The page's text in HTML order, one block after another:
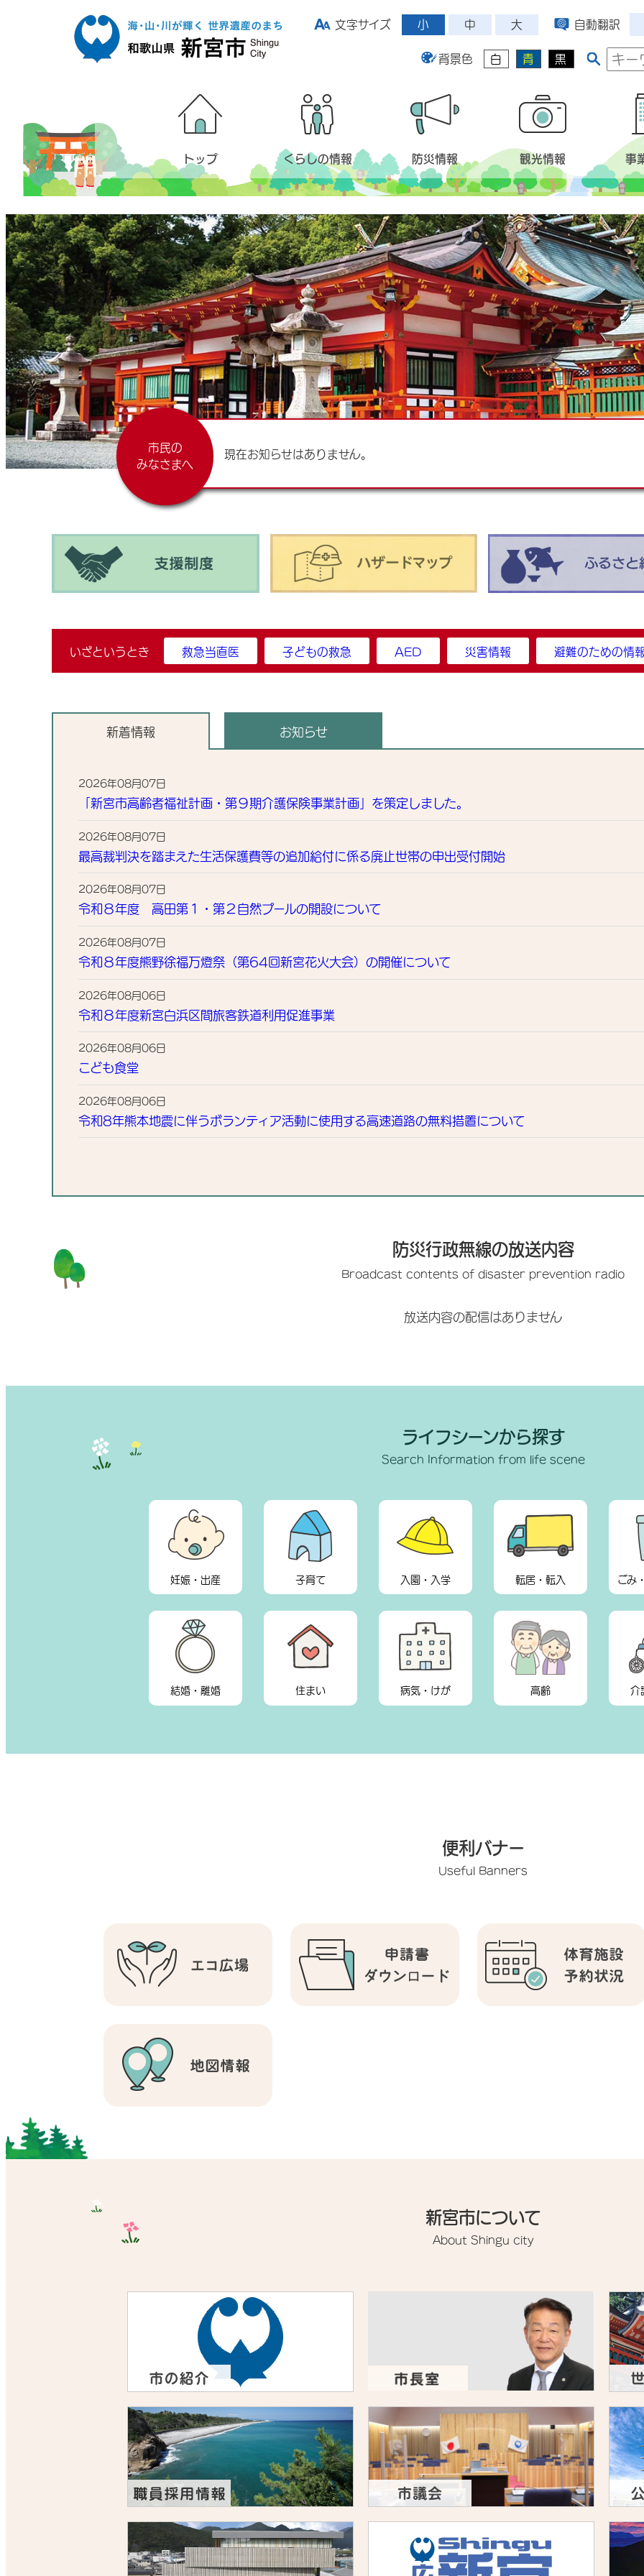
文字サイズ
小 中 大 自動翻訳
背景色 白 青 黒
トップ くらしの情報 防災情報 観光情報 事
新宮市公式ホームページ トップ
メンバー用メニュー（ログイン後表示）
メイン画像
市民の皆様へのお知らせ
市民の
みなさまへ
現在お知らせはありません。
重要性の高いバナー
いざという時のリンク集
いざというとき 救急当直医 子どもの救急 AED 災害情報 避難のための情
新着情報 お知らせ
2026年08月07日
「新宮市高齢者福祉計画・第９期介護保険事業計画」を策定しました。
2026年08月07日
最高裁判決を踏まえた生活保護費等の追加給付に係る廃止世帯の申出受付開始
2026年08月07日
令和８年度 高田第１・第２自然プールの開設について
2026年08月07日
令和８年度熊野徐福万燈祭（第64回新宮花火大会）の開催について
2026年08月06日
令和８年度新宮白浜区間旅客鉄道利用促進事業
2026年08月06日
こども食堂
2026年08月06日
令和8年熊本地震に伴うボランティア活動に使用する高速道路の無料措置について
防災行政無線の放送内容
Broadcast contents of disaster prevention radio
放送内容の配信はありません
ライフシーンから探す
Search Information from life scene
妊娠・出産 子育て 入園・入学 転居・転入 ごみ
結婚・離婚 住まい 病気・けが 高齢 介
便利バナー
Useful Banners
新宮市について
About Shingu city